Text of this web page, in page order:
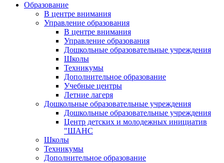
Образование
В центре внимания
Управление образования
В центре внимания
Управление образования
Дошкольные образовательные учреждения
Школы
Техникумы
Дополнительное образование
Учебные центры
Летние лагеря
Дошкольные образовательные учреждения
Дошкольные образовательные учреждения
Центр детских и молодежных инициатив
"ШАНС
Школы
Техникумы
Дополнительное образование